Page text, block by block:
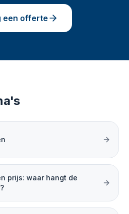
een offerte
prijs: waar hangt de